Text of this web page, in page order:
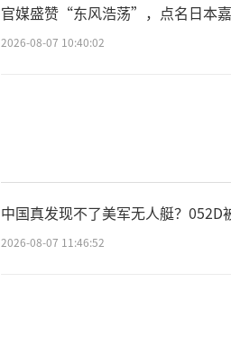
官媒盛赞“东风浩荡”，点名日本
2026-08-07 10:40:02
中国真发现不了美军无人艇？
2026-08-07 11:46:52